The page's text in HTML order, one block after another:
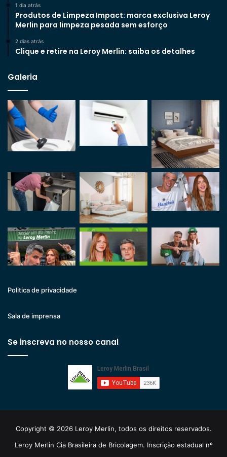
1 dia atrás
Produtos de Limpeza Impact: marca exclusiva Leroy
Merlin para limpeza pesada sem esforço
2 dias atrás
Clique e retire na Leroy Merlin: saiba os detalhes
Galeria
Politica de privacidade
Sala de imprensa
Se inscreva no nosso canal
Copyright © 2026 Leroy Merlin, todos os direitos reservados.
Leroy Merlin Cia Brasileira de Bricolagem. Inscrição estadual nº